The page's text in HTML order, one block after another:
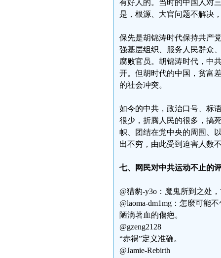
有好人的。当时的中国人对
是，根源、大官问题不解决
保先是胡锦涛时代保持共产
强基层组织、服务人民群众
腐败官员。胡锦涛时代，中
开。但胡时代的中国，贫富
的社会冲突。
如今的中共，政治口号、标
很少，折腾人民的很多，搞
帜、团结在党中央的周围、
出不穷，由此受到迫害人数
七、网民对中共运动不止的
@猎豹-y3o：魔鬼所到之处
@laoma-dm1mg：怎麼可能
陋滴著血的傷疤。
@gzeng2128
“赤祸”定义准确。
@Jamie-Rebirth